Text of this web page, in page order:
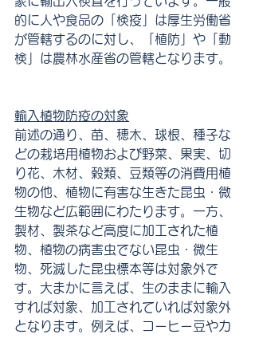
的に人や食品の「検疫」は厚生労働省
が管轄するのに対し、「植防」や「動
検」は農林水産省の管轄となります。
輸入植物防疫の対象
前述の通り、苗、穂木、球根、種子な
どの栽培用植物および野菜、果実、切
り花、木材、穀類、豆類等の消費用植
物の他、植物に有害な生きた昆虫・微
生物など広範囲にわたります。一方、
製材、製茶など高度に加工された植
物、植物の病害虫でない昆虫・微生
物、死滅した昆虫標本等は対象外で
す。大まかに言えば、生のままに輸入
すれば対象、加工されていれば対象外
となります。例えば、コーヒー豆やカ